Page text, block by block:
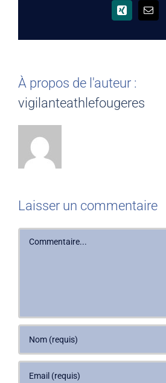
Xing Email
À propos de l'auteur :
vigilanteathlefougeres
Laisser un commentaire
Commentaire